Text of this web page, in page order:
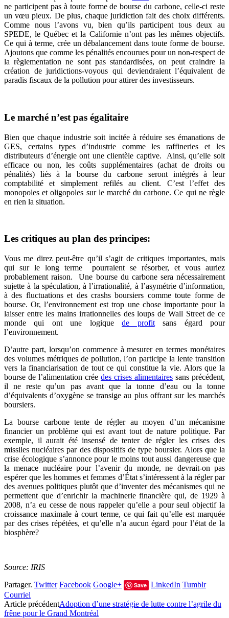
ne participent pas à toute forme de bourse du carbone, celle-ci reste
un vœu pieux. De plus, chaque juridiction fait des choix différents.
Comme nous l’avons vu, bien qu’ils participent tous deux au
SPEDE, le Québec et la Californie n’ont pas les mêmes objectifs.
Ce qui à terme, crée un débalancement dans toute forme de bourse.
Ajoutons que comme les pénalités encourues pour un non-respect de
la règlementation ne sont pas standardisées, on peut craindre la
création de juridictions-voyous qui deviendraient l’équivalent de
paradis fiscaux de la pollution pour attirer des investisseurs.
Le marché n’est pas égalitaire
Bien que chaque industrie soit incitée à réduire ses émanations de
GES, certains types d’industrie comme les raffineries et les
distributeurs d’énergie ont une clientèle captive. Ainsi, qu’elle soit
efficace ou non, les coûts supplémentaires (achat de droits ou
pénalités) liés à la bourse du carbone seront intégrés à leur
comptabilité et simplement refilés au client. C’est l’effet des
monopoles et oligopoles sur le marché du carbone. Ce qui ne règle
en rien la situation.
Les critiques au plan des principes:
Vous me direz peut-être qu’il s’agit de critiques importantes, mais
qui sur le long terme pourraient se résorber, et vous auriez
probablement raison. Une bourse du carbone sera nécessairement
sujette à la spéculation, à l’irrationalité, à l’asymétrie d’information,
à des fluctuations et des crashs boursiers comme toute forme de
bourse. Or, l’environnement est trop une chose importante pour la
laisser entre les mains irrationnelles des loups de Wall Street de ce
monde qui ont une logiquede profitsans égard pour
l’environnement.
D’autre part, lorsqu’on commence à mesurer en termes monétaires
des volumes métriques de pollution, l’on participe la lente transition
vers la financiarisation de tout ce qui constitue la vie. Alors que la
bourse de l’alimentation crée des crises alimentaires sans précédent,
il ne reste qu’un pas avant que la tonne d’eau ou la tonne
d’équivalents d’oxygène se transige au plus offrant sur les marchés
boursiers.
La bourse carbone tente de régler au moyen d’un mécanisme
financier un problème qui est avant tout de nature politique. Par
exemple, il aurait été insensé de tenter de régler les crises des
missiles nucléaires par des dispositifs de type boursier. Alors que la
crise écologique s’annonce pour le moins tout aussi dangereuse que
la menace nucléaire pour l’avenir du monde, ne devrait-on pas
espérer que les hommes et femmes d’État s’intéressent à la régler par
des avenues politiques plutôt que d’inventer des mécanismes qui ne
permettent que d’enrichir la machinerie financière qui, de 1929 à
2008, n’a eu cesse de nous rappeler qu’elle a pour seul objectif la
croissance maximale à court terme, ce qui fait qu’elle est marquée
par des crises répétées, et qu’elle n’a aucun égard pour l’état de la
biosphère?
Source: IRIS
Partager. Twitter Facebook Google+ Save LinkedIn Tumblr
Courriel
Article précédentAdoption d’une stratégie de lutte contre l’agrile du
frêne pour le Grand Montréal